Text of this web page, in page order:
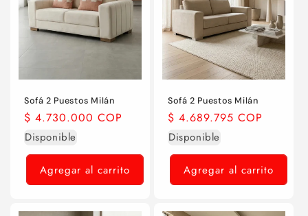
Sofá 2 Puestos Milán
Precio
habitual
$ 4.730.000 COP
Disponible
Agregar al carrito
Sofá 2 Puestos Milán
Precio
habitual
$ 4.689.795 COP
Disponible
Agregar al carrito